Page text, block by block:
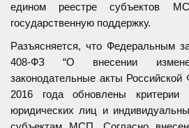
едином реестре субъектов
государственную поддержку.
Разъясняется, что Федеральным
408-ФЗ “О внесении
законодательные акты Российской
2016 года обновлены критерии
юридических лиц и